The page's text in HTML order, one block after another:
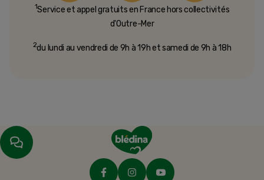
1Service et appel gratuits en France hors collectivités
d'Outre-Mer​
2du lundi au vendredi de 9h à 19h et samedi de 9h à 18h